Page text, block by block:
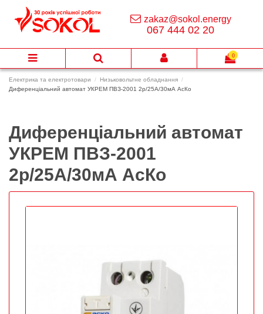
Електрика та електротовари
Низьковольтне обладнання
Диференціальний автомат УКРЕМ ПВЗ-2001 2p/25A/30мА АсКо
Диференціальний автомат
УКРЕМ ПВЗ-2001
2p/25A/30мА АсКо
zakaz@sokol.energy
067 444 02 20
0